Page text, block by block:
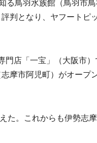
る鳥羽水族館（鳥羽市
判となり、ヤフートピ
店「一宝」（大阪市
摩市阿児町）がオープ
た。これからも伊勢志